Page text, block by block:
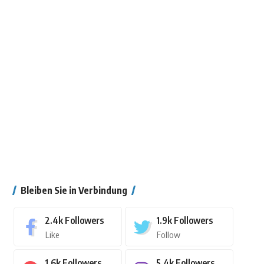
Bleiben Sie in Verbindung
2.4k Followers
Like
1.9k Followers
Follow